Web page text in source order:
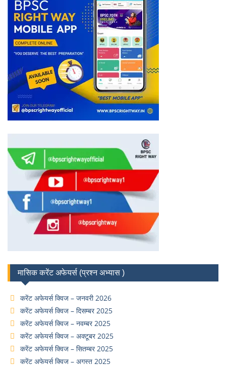
मासिक करेंट अफेयर्स (प्रश्न अभ्यास )
करेंट अफेयर्स क्विज – जनवरी 2026
करेंट अफेयर्स क्विज – दिसम्बर 2025
करेंट अफेयर्स क्विज – नवम्बर 2025
करेंट अफेयर्स क्विज – अक्टूबर 2025
करेंट अफेयर्स क्विज – सितम्बर 2025
करेंट अफेयर्स क्विज – अगस्त 2025